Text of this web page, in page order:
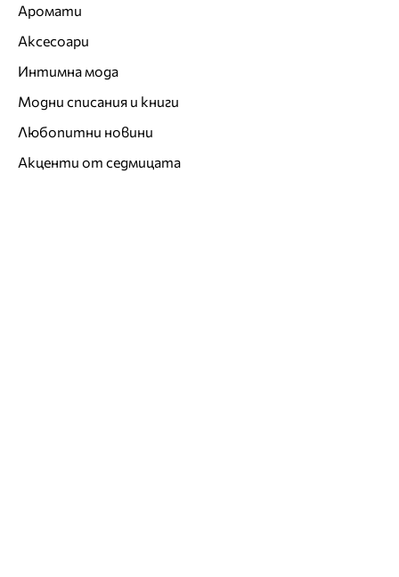
Аромати
Аксесоари
Интимна мода
Модни списания и книги
Любопитни новини
Акценти от седмицата